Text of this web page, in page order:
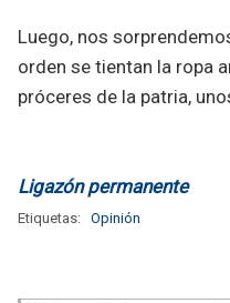
Luego, nos
orden se tientan la ropa
próceres de la patria,
Ligazón permanente
Etiquetas: Opinión